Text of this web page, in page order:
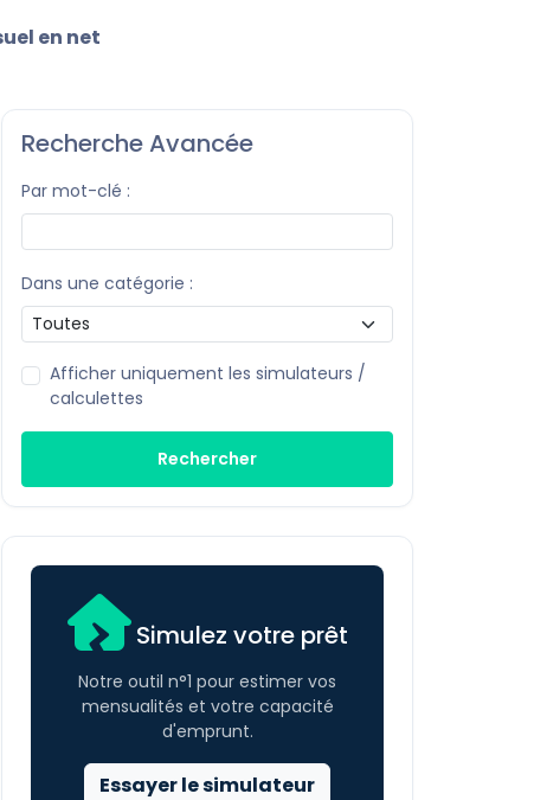
en net
Recherche Avancée
Par mot-clé :
Dans une catégorie :
Afficher uniquement les simulateurs /
calculettes
Rechercher
Simulez votre prêt
Notre outil n°1 pour estimer vos
mensualités et votre capacité
d'emprunt.
Essayer le simulateur